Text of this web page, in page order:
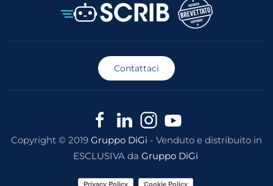
Contattaci
Copyright © 2019 Gruppo DiGi - Venduto e distribuito in
ESCLUSIVA da Gruppo DiGi